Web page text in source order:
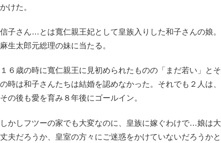
かけた。
信子さん…とは寬仁親王妃として皇族入りした和子さんの娘。
麻生太郎元総理の妹に当たる。
１６歳の時に寬仁親王に見初められたものの「まだ若い」とそ
の時は和子さんたちは結婚を認めなかった。それでも２人は、
その後も愛を育み８年後にゴールイン。
しかしフツーの家でも大変なのに、皇族に嫁ぐわけで…娘は大
丈夫だろうか、皇室の方々にご迷惑をかけていないだろうかと